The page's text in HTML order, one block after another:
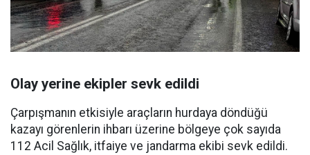
Olay yerine ekipler sevk edildi
Çarpışmanın etkisiyle araçların hurdaya döndüğü
kazayı görenlerin ihbarı üzerine bölgeye çok sayıda
112 Acil Sağlık, itfaiye ve jandarma ekibi sevk edildi.